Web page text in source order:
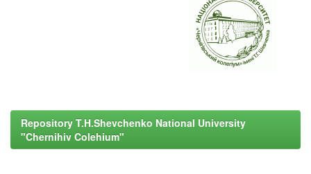
Repository T.H.Shevchenko National University
"Chernihiv Colehium"